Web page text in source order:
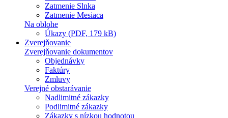
Zatmenie Slnka
Zatmenie Mesiaca
Na oblohe
Úkazy (PDF, 179 kB)
Zverejňovanie
Zverejňovanie dokumentov
Objednávky
Faktúry
Zmluvy
Verejné obstarávanie
Nadlimitné zákazky
Podlimitné zákazky
Zákazky s nízkou hodnotou